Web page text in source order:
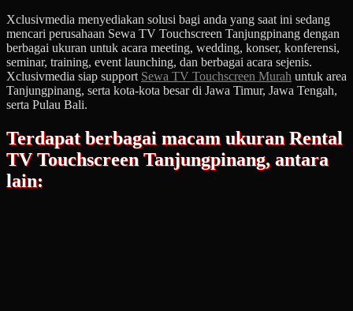
Xclusivmedia menyediakan solusi bagi anda yang saat ini sedang
mencari perusahaan Sewa TV Touchscreen Tanjungpinang dengan
berbagai ukuran untuk acara meeting, wedding, konser, konferensi,
seminar, training, event launching, dan berbagai acara sejenis.
Xclusivmedia siap support Sewa TV Touchscreen Murah untuk area
Tanjungpinang, serta kota-kota besar di Jawa Timur, Jawa Tengah,
serta Pulau Bali.
Terdapat berbagai macam ukuran Rental
TV Touchscreen Tanjungpinang, antara
lain: